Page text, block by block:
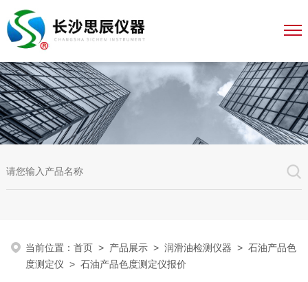
当前位置：首页 > 产品展示 >润滑油检测仪器 >石油产品色
度测定仪 > 石油产品色度测定仪报价